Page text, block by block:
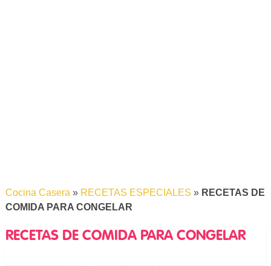
Cocina Casera» RECETAS ESPECIALES » RECETAS DE
COMIDA PARA CONGELAR
RECETAS DE COMIDA PARA CONGELAR